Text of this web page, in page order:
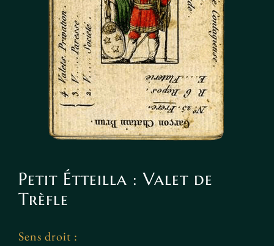
Petit Étteilla : Valet de
Trèfle
Sens droit :